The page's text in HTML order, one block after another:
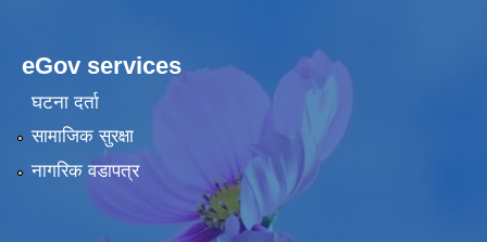
eGov services
घटना दर्ता
सामाजिक सुरक्षा
नागरिक वडापत्र